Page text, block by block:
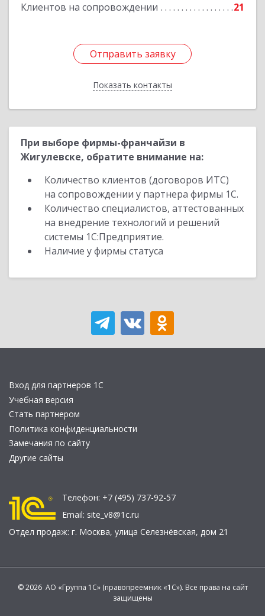
Клиентов на сопровождении 21
Отправить заявку
Показать контакты
Подробнее
Отправить заявку
Назад
При выборе фирмы-франчайзи в
Жигулевске, обратите внимание на:
Количество клиентов (договоров ИТС)
на сопровождении у партнера фирмы 1С.
Количество специалистов, аттестованных
на внедрение технологий и решений
системы 1С:Предприятие.
Наличие у фирмы статуса
Вход для партнеров 1С
Учебная версия
Стать партнером
Политика конфиденциальности
Замечания по сайту
Другие сайты
Телефон: +7 (495) 737-92-57
Email: site_v8@1c.ru
Отдел продаж: г. Москва, улица Селезнёвская, дом 21
© 2026 АО «Группа 1С» (правопреемник «1С»). Все права на сайт
защищены